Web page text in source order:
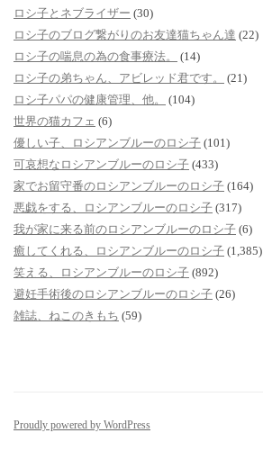
ロシ子とネブライザー (30)
ロシ子のブログ繋がりのお友達猫ちゃん達 (22)
ロシ子の喘息の為の食事療法。
(14)
ロシ子の弟ちゃん、アビレッド君です。
(21)
ロシ子パパの健康管理、他。
(104)
世界の猫カフェ (6)
優しい子、ロシアンブルーのロシ子 (101)
可哀想なロシアンブルーのロシ子 (433)
家でお留守番のロシアンブルーのロシ子 (164)
悪戯をする、ロシアンブルーのロシ子 (317)
我が家に来る前のロシアンブルーのロシ子 (6)
癒してくれる、ロシアンブルーのロシ子 (1,385)
笑える、ロシアンブルーのロシ子 (892)
避妊手術後のロシアンブルーのロシ子 (26)
雑誌、ねこのきもち (59)
Proudly powered by WordPress